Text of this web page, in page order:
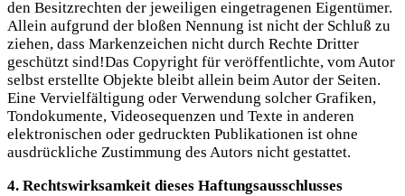
den Besitzrechten der jeweiligen eingetragenen Eigentümer.
Allein aufgrund der bloßen Nennung ist nicht der Schluß zu
ziehen, dass Markenzeichen nicht durch Rechte Dritter
geschützt sind!Das Copyright für veröffentlichte, vom Autor
selbst erstellte Objekte bleibt allein beim Autor der Seiten.
Eine Vervielfältigung oder Verwendung solcher Grafiken,
Tondokumente, Videosequenzen und Texte in anderen
elektronischen oder gedruckten Publikationen ist ohne
ausdrückliche Zustimmung des Autors nicht gestattet.
4. Rechtswirksamkeit dieses Haftungsausschlusses